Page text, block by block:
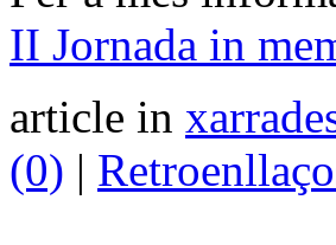
II Jornada in
article in
(0) |